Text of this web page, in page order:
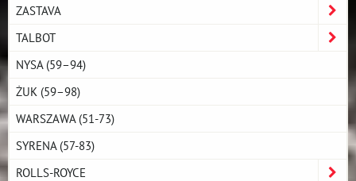
ZASTAVA
TALBOT
NYSA (59–94)
ŻUK (59–98)
WARSZAWA (51-73)
SYRENA (57-83)
ROLLS-ROYCE